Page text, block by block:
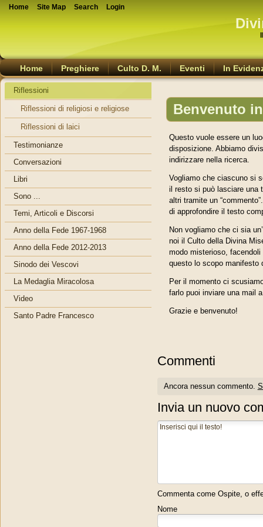
Home Preghiere Culto D. M. Eventi In
Riflessioni
Riflessioni di religiosi e religiose
Riflessioni di laici
Testimonianze
Conversazioni
Libri
Sono ...
Temi, Articoli e Discorsi
Anno della Fede 1967-1968
Anno della Fede 2012-2013
Sinodo dei Vescovi
La Medaglia Miracolosa
Video
Santo Padre Francesco
Benvenuto
Questo vuole essere un
disposizione. Abbiamo
indirizzare nella ricerca.
Vogliamo che ciascuno si
il resto si può lasciare una
altri tramite un
di approfondire il testo
Non vogliamo che ci sia
noi il Culto della Divina
modo misterioso,
questo lo scopo manifesto
Per il momento ci
farlo puoi inviare una mail
Grazie e benvenuto!
Commenti
Ancora nessun commento.
Invia un nuovo
Commenta come Ospite, o
Nome
Home Site Map Search Login